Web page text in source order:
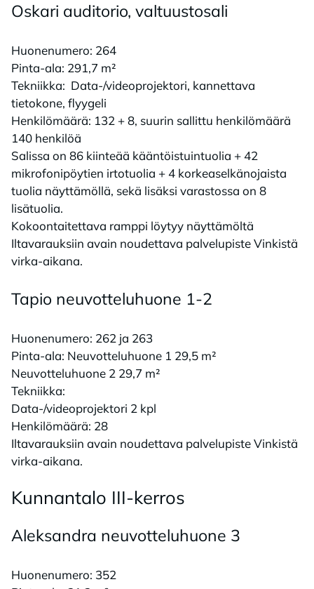
Os­ka­ri au­di­to­rio, val­tuus­to­sa­li
Huonenumero: 264
Pinta-ala: 291,7 m²
Tekniikka: Data-/videoprojektori, kannettava
tietokone, flyygeli
Henkilömäärä: 132 + 8, suurin sallittu henkilömäärä
140 henkilöä
Salissa on 86 kiinteää kääntöistuintuolia + 42
mikrofonipöytien irtotuolia + 4 korkeaselkänojaista
tuolia näyttämöllä, sekä lisäksi varastossa on 8
lisätuolia.
Kokoontaitettava ramppi löytyy näyttämöltä
Iltavarauksiin avain noudettava palvelupiste Vinkistä
virka-aikana.
Ta­pio neu­vot­te­lu­huo­ne 1-2
Huonenumero: 262 ja 263
Pinta-ala: Neuvotteluhuone 1 29,5 m²
Neuvotteluhuone 2 29,7 m²
Tekniikka:
Data-/videoprojektori 2 kpl
Henkilömäärä: 28
Iltavarauksiin avain noudettava palvelupiste Vinkistä
virka-aikana.
Kun­nan­ta­lo III-ker­ros
Alek­san­dra neu­vot­te­lu­huo­ne 3
Huonenumero: 352